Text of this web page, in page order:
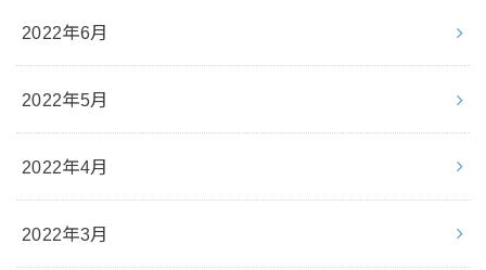
2022年6月
2022年5月
2022年4月
2022年3月